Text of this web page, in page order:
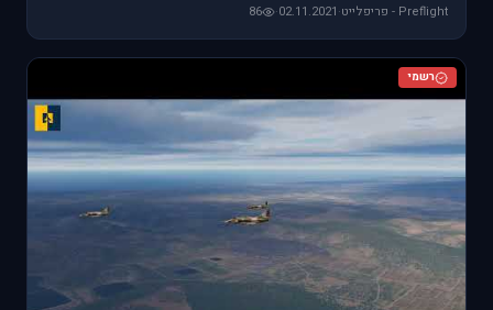
Preflight - פריפלייט ·
02.11.2021
·
86
רשמי